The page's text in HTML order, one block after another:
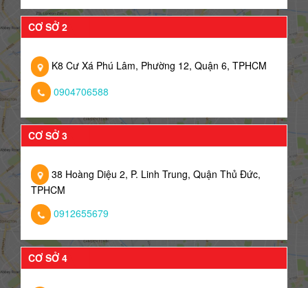
CƠ SỞ 2
K8 Cư Xá Phú Lâm, Phường 12, Quận 6, TPHCM
0904706588
CƠ SỞ 3
38 Hoàng Diệu 2, P. Linh Trung, Quận Thủ Đức,
TPHCM
0912655679
CƠ SỞ 4